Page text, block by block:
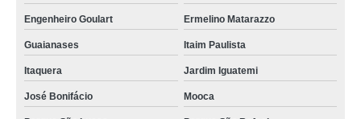
Engenheiro Goulart Ermelino Matarazzo
Guaianases Itaim Paulista
Itaquera Jardim Iguatemi
José Bonifácio Mooca